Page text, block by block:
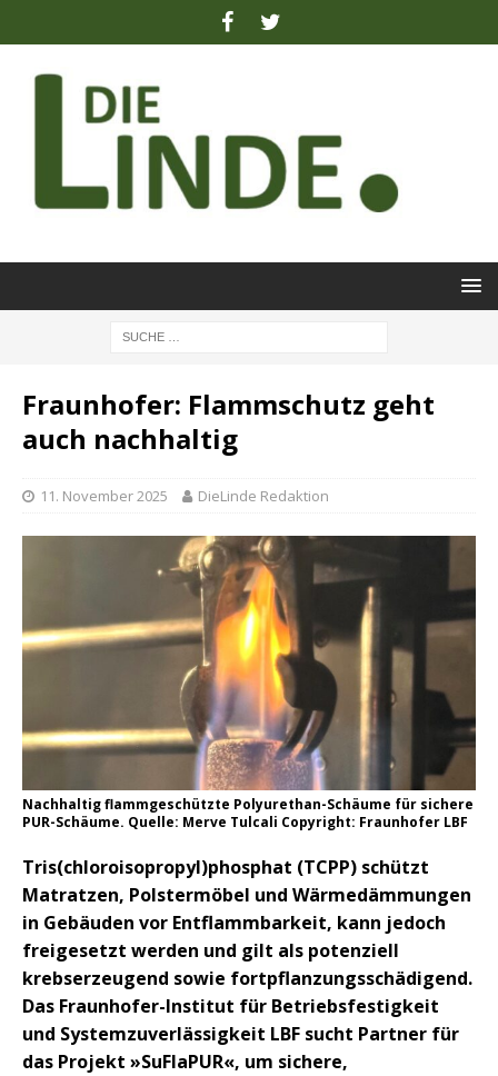
Fraunhofer: Flammschutz geht
auch nachhaltig
11. November 2025 DieLinde Redaktion
Nachhaltig flammgeschützte Polyurethan-Schäume für sichere
PUR-Schäume. Quelle: Merve Tulcali Copyright: Fraunhofer LBF
Tris(chloroisopropyl)phosphat (TCPP) schützt
Matratzen, Polstermöbel und Wärmedämmungen
in Gebäuden vor Entflammbarkeit, kann jedoch
freigesetzt werden und gilt als potenziell
krebserzeugend sowie fortpflanzungsschädigend.
Das Fraunhofer-Institut für Betriebsfestigkeit
und Systemzuverlässigkeit LBF sucht Partner für
das Projekt »SuFlaPUR«, um sichere,